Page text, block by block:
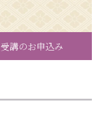
受講のお申込み